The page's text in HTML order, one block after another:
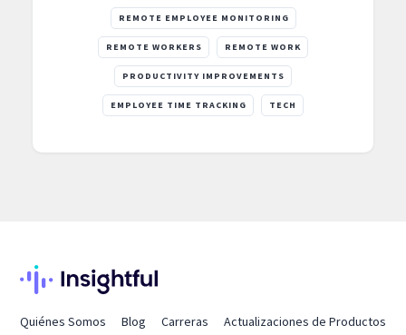
REMOTE EMPLOYEE MONITORING
REMOTE WORKERS REMOTE WORK
PRODUCTIVITY IMPROVEMENTS
EMPLOYEE TIME TRACKING TECH
Quiénes Somos Blog Carreras Actualizaciones de Productos